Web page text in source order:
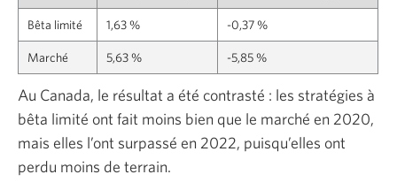
Bêta limité 1,63 % -0,37 %
Marché 5,63 % -5,85 %
Au Canada, le résultat a été contrasté : les stratégies à
bêta limité ont fait moins bien que le marché en 2020,
mais elles l’ont surpassé en 2022, puisqu’elles ont
perdu moins de terrain.